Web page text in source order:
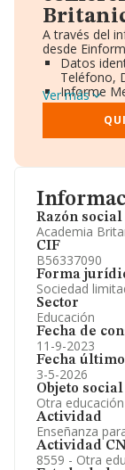
Razón social
Academia
CIF
B56337090
Forma
Sociedad
Sector
Educación
Fecha de
11-9-2023
Fecha
3-5-2026
Objeto social
Otra educación
Actividad
Enseñanza
Actividad
8559 - Otra
A través del
desde
Datos
Teléfono,
Informe
Gráficos
Consejo
Directivos
Ver más